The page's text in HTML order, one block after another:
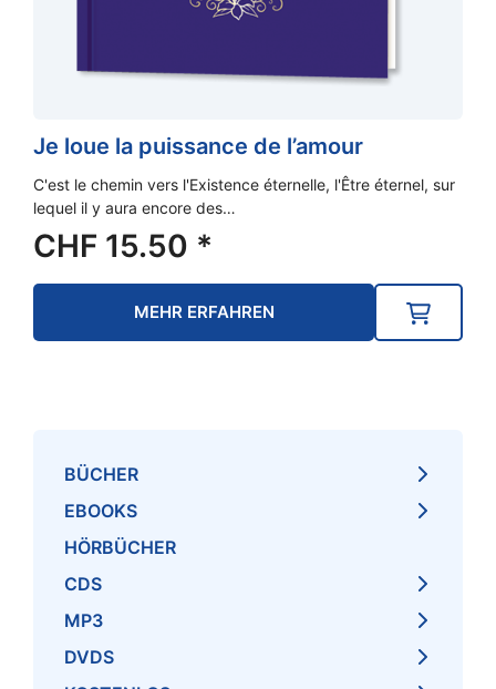
Je loue la puissance de l’amour
C'est le chemin vers l'Existence éternelle, l'Être éternel, sur
lequel il y aura encore des…
CHF 15.50 *
MEHR ERFAHREN
BÜCHER
EBOOKS
HÖRBÜCHER
CDS
MP3
DVDS